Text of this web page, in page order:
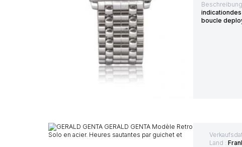
boucle
Land :